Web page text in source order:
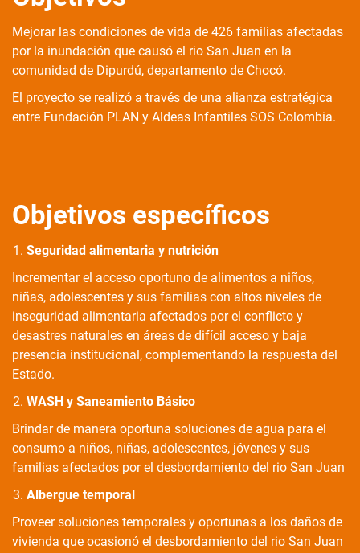
Mejorar las condiciones de vida de 426 familias afectadas
por la inundación que causó el rio San Juan en la
comunidad de Dipurdú, departamento de Chocó.
El proyecto se realizó a través de una alianza estratégica
entre Fundación PLAN y Aldeas Infantiles SOS Colombia.
Objetivos específicos
Seguridad alimentaria y nutrición
Incrementar el acceso oportuno de alimentos a niños,
niñas, adolescentes y sus familias con altos niveles de
inseguridad alimentaria afectados por el conflicto y
desastres naturales en áreas de difícil acceso y baja
presencia institucional, complementando la respuesta del
Estado.
WASH y Saneamiento Básico
Brindar de manera oportuna soluciones de agua para el
consumo a niños, niñas, adolescentes, jóvenes y sus
familias afectados por el desbordamiento del rio San Juan
Albergue temporal
Proveer soluciones temporales y oportunas a los daños de
vivienda que ocasionó el desbordamiento del rio San Juan